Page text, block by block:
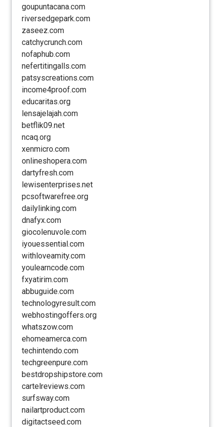
goupuntacana.com
riversedgepark.com
zaseez.com
catchycrunch.com
nofaphub.com
nefertitingalls.com
patsyscreations.com
income4proof.com
educaritas.org
lensajelajah.com
betflik09.net
ncaq.org
xenmicro.com
onlineshopera.com
dartyfresh.com
lewisenterprises.net
pcsoftwarefree.org
dailylinking.com
dnafyx.com
giocolenuvole.com
iyouessential.com
withloveamity.com
youlearncode.com
fxyatirim.com
abbuguide.com
technologyresult.com
webhostingoffers.org
whatszow.com
ehomeamerca.com
techintendo.com
techgreenpure.com
bestdropshipstore.com
cartelreviews.com
surfsway.com
nailartproduct.com
digitactseed.com